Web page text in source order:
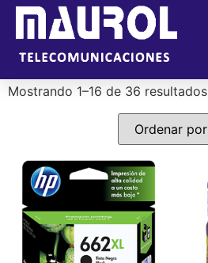
Mostrando 1–16 de 36 resultados